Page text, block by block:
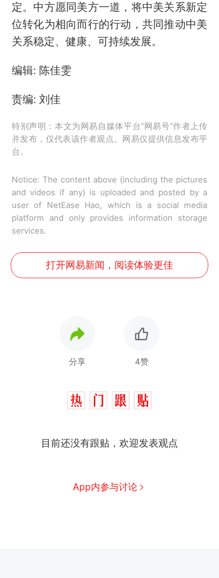
定。中方愿同美方一道，将中美关系新定
位转化为相向而行的行动，共同推动中美
关系稳定、健康、可持续发展。
编辑: 陈佳雯
责编: 刘佳
特别声明：本文为网易自媒体平台“网易号”作者上传
并发布，仅代表该作者观点。网易仅提供信息发布平
台。
Notice: The content above (including the pictures
and videos if any) is uploaded and posted by a
user of NetEase Hao, which is a social media
platform and only provides information storage
services.
打开网易新闻，阅读体验更佳
分享 4赞
目前还没有跟贴，欢迎发表观点
App内参与讨论